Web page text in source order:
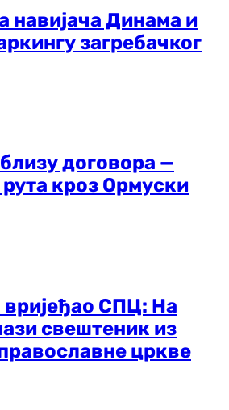
навијача Динама и
загребачког
договора —
кроз Ормуски
СПЦ: На
свештеник из
цркве